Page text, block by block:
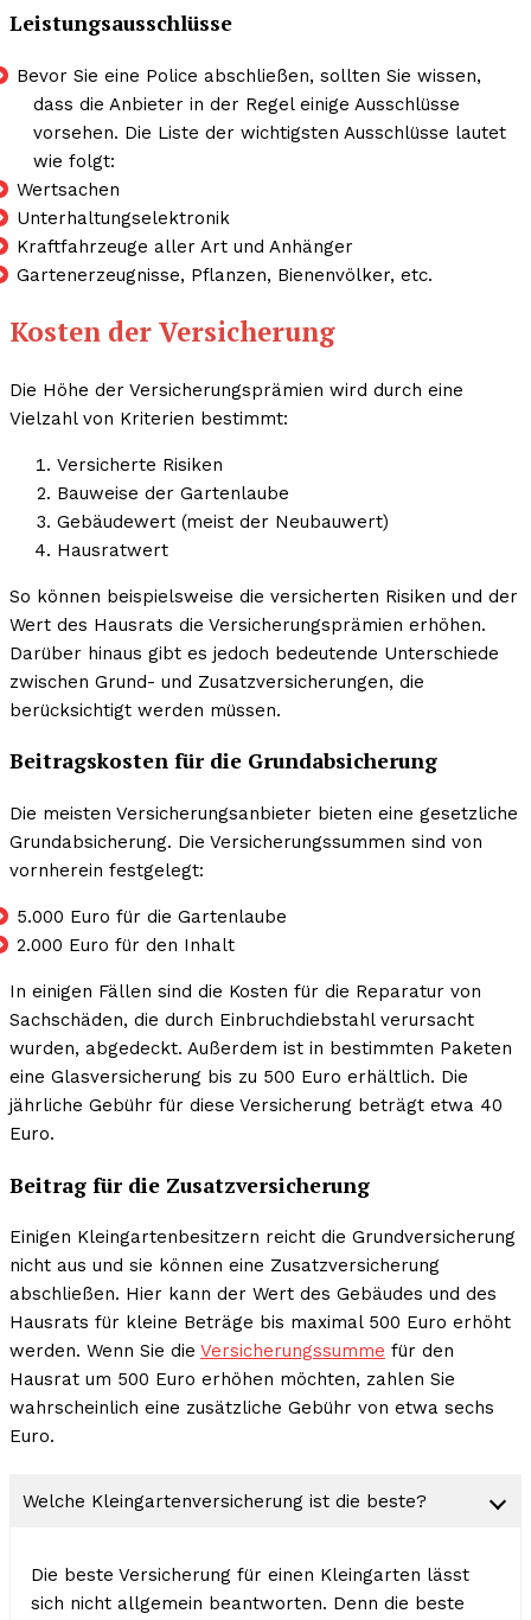
Leistungsausschlüsse
Bevor Sie eine Police abschließen, sollten Sie wissen,
dass die Anbieter in der Regel einige Ausschlüsse
vorsehen. Die Liste der wichtigsten Ausschlüsse lautet
wie folgt:
Wertsachen
Unterhaltungselektronik
Kraftfahrzeuge aller Art und Anhänger
Gartenerzeugnisse, Pflanzen, Bienenvölker, etc.
Kosten der Versicherung
Die Höhe der Versicherungsprämien wird durch eine
Vielzahl von Kriterien bestimmt:
Versicherte Risiken
Bauweise der Gartenlaube
Gebäudewert (meist der Neubauwert)
Hausratwert
So können beispielsweise die versicherten Risiken und der
Wert des Hausrats die Versicherungsprämien erhöhen.
Darüber hinaus gibt es jedoch bedeutende Unterschiede
zwischen Grund- und Zusatzversicherungen, die
berücksichtigt werden müssen.
Beitragskosten für die Grundabsicherung
Die meisten Versicherungsanbieter bieten eine gesetzliche
Grundabsicherung. Die Versicherungssummen sind von
vornherein festgelegt:
5.000 Euro für die Gartenlaube
2.000 Euro für den Inhalt
In einigen Fällen sind die Kosten für die Reparatur von
Sachschäden, die durch Einbruchdiebstahl verursacht
wurden, abgedeckt. Außerdem ist in bestimmten Paketen
eine Glasversicherung bis zu 500 Euro erhältlich. Die
jährliche Gebühr für diese Versicherung beträgt etwa 40
Euro.
Beitrag für die Zusatzversicherung
Einigen Kleingartenbesitzern reicht die Grundversicherung
nicht aus und sie können eine Zusatzversicherung
abschließen. Hier kann der Wert des Gebäudes und des
Hausrats für kleine Beträge bis maximal 500 Euro erhöht
werden. Wenn Sie die Versicherungssumme für den
Hausrat um 500 Euro erhöhen möchten, zahlen Sie
wahrscheinlich eine zusätzliche Gebühr von etwa sechs
Euro.
Welche Kleingartenversicherung ist die beste?
Die beste Versicherung für einen Kleingarten lässt
sich nicht allgemein beantworten. Denn die beste